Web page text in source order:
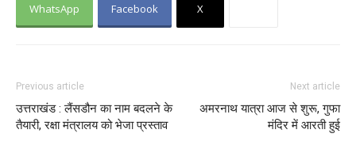
WhatsApp Facebook X
Previous article
उत्तराखंड : लैंसडौन का नाम बदलने के
तैयारी, रक्षा मंत्रालय को भेजा प्रस्ताव
Next article
अमरनाथ यात्रा आज से शुरू, गुफा
मंदिर में आरती हुई